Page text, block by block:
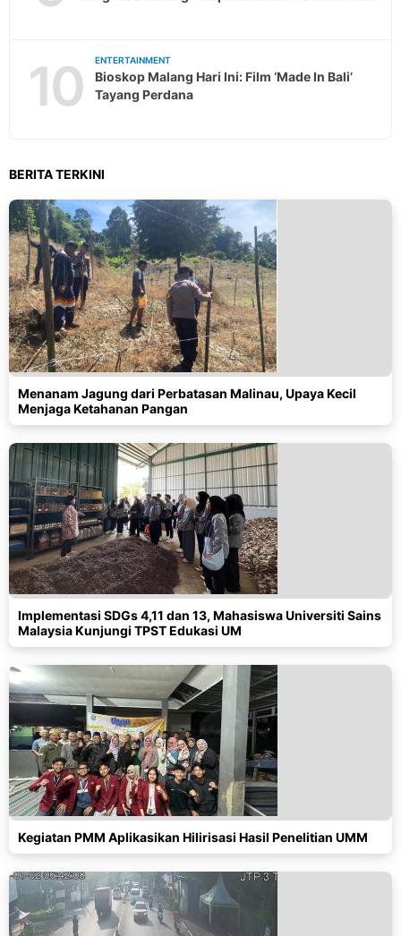
10 ENTERTAINMENT
Bioskop Malang Hari Ini: Film ‘Made In Bali’
Tayang Perdana
BERITA TERKINI
Menanam Jagung dari Perbatasan Malinau, Upaya Kecil
Menjaga Ketahanan Pangan
Implementasi SDGs 4,11 dan 13, Mahasiswa Universiti Sains
Malaysia Kunjungi TPST Edukasi UM
Kegiatan PMM Aplikasikan Hilirisasi Hasil Penelitian UMM